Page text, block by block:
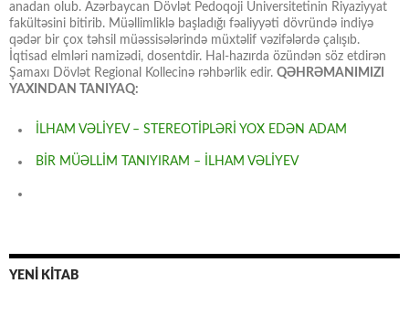
anadan olub. Azərbaycan Dövlət Pedoqoji Universitetinin Riyaziyyat
fakültəsini bitirib. Müəllimliklə başladığı fəaliyyəti dövründə indiyə
qədər bir çox təhsil müəssisələrində müxtəlif vəzifələrdə çalışıb.
İqtisad elmləri namizədi, dosentdir. Hal-hazırda özündən söz etdirən
Şamaxı Dövlət Regional Kollecinə rəhbərlik edir. QƏHRƏMANIMIZI
YAXINDAN TANIYAQ:
İLHAM VƏLİYEV – STEREOTİPLƏRİ YOX EDƏN ADAM
BİR MÜƏLLİM TANIYIRAM – İLHAM VƏLİYEV
YENİ KİTAB